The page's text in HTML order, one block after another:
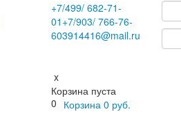
+7/499/ 682-71-
01 +7/903/ 766-76-
603914416@mail.ru
x
Корзина пуста
0 Корзина 0 руб.